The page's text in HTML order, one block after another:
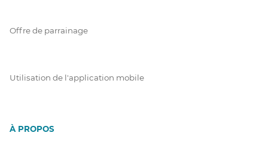
Offre de parrainage
Utilisation de l'application mobile
À PROPOS